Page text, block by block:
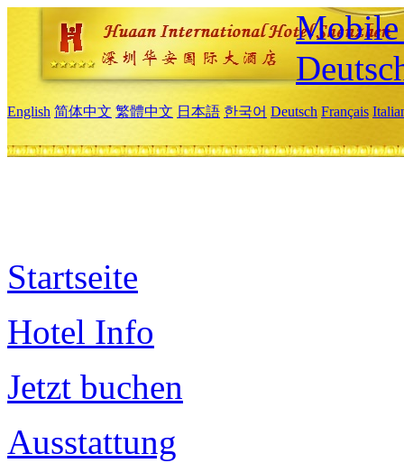
Mobile
English 简体中文 繁體中文 日本語 한국어 Deutsch Français
Startseite
Hotel Info
Jetzt buchen
Ausstattung